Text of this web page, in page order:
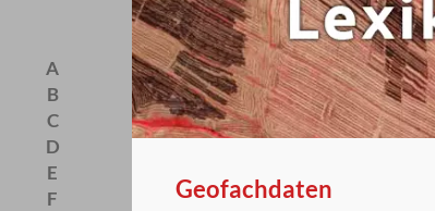
A
B
C
D
E
F
Geofachdaten